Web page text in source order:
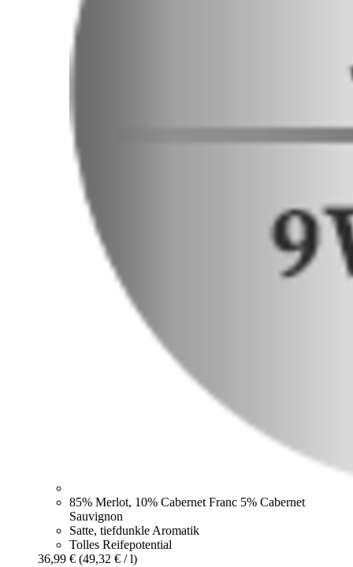
85% Merlot, 10% Cabernet Franc 5% Cabernet
Sauvignon
Satte, tiefdunkle Aromatik
Tolles Reifepotential
36,99 € (49,32 € / l)